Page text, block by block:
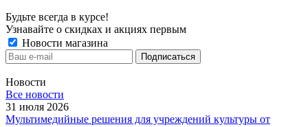
Будьте всегда в курсе!
Узнавайте о скидках и акциях первым
Новости магазина
Новости
Все новости
31 июля 2026
Мультимедийные решения для учреждений культуры от